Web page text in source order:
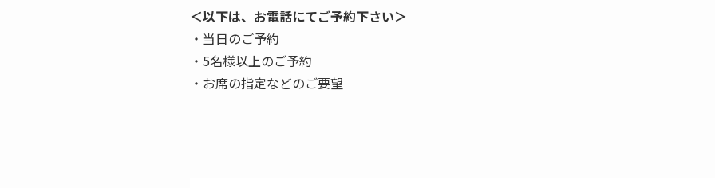
＜以下は、お電話にてご予約下さい＞
・当日のご予約
・5名様以上のご予約
・お席の指定などのご要望